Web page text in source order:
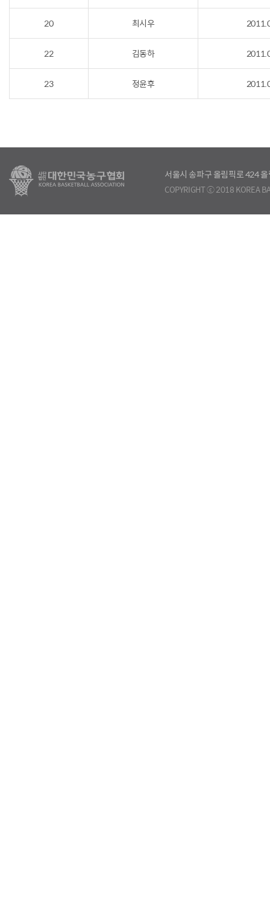
20 최시우
22 김동하
23 정윤후
서울시 송파구 올림픽로 424
COPYRIGHT ⓒ 2018 KOREA